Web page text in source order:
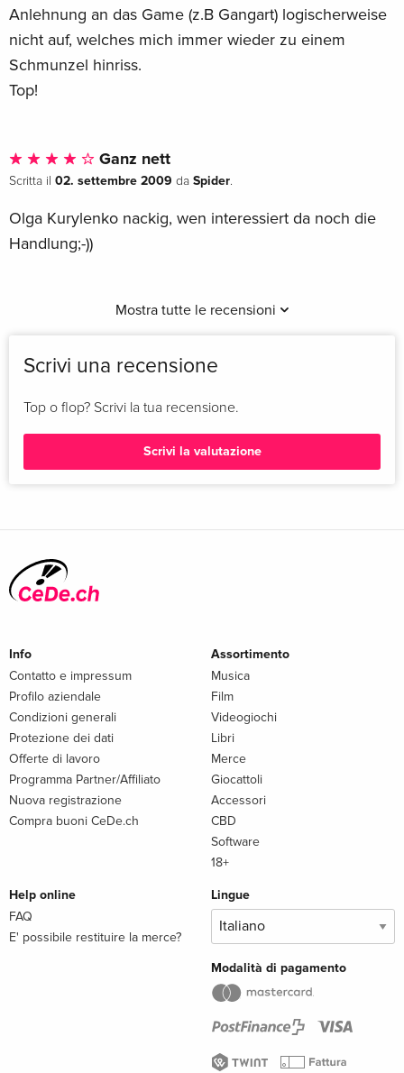
Anlehnung an das Game (z.B Gangart) logischerweise
nicht auf, welches mich immer wieder zu einem
Schmunzel hinriss.
Top!
Ganz nett
Scritta il 02. settembre 2009 da Spider.
Olga Kurylenko nackig, wen interessiert da noch die
Handlung;-))
Mostra tutte le recensioni
Scrivi una recensione
Top o flop? Scrivi la tua recensione.
Scrivi la valutazione
Info
Contatto e impressum
Profilo aziendale
Condizioni generali
Protezione dei dati
Offerte di lavoro
Programma Partner/Affiliato
Nuova registrazione
Compra buoni CeDe.ch
Assortimento
Musica
Film
Videogiochi
Libri
Merce
Giocattoli
Accessori
CBD
Software
18+
Help online
FAQ
E' possibile restituire la merce?
Lingue
Modalità di pagamento